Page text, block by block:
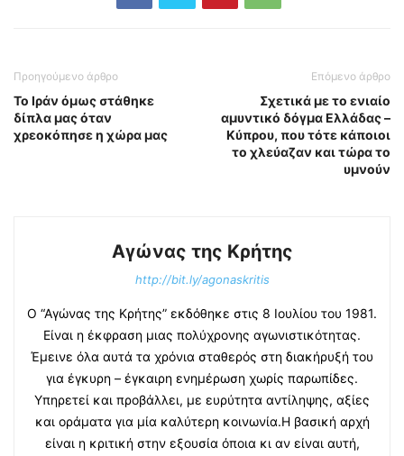
Προηγούμενο άρθρο
Το Ιράν όμως στάθηκε
δίπλα μας όταν
χρεοκόπησε η χώρα μας
Επόμενο άρθρο
Σχετικά με το ενιαίο
αμυντικό δόγμα Ελλάδας –
Κύπρου, που τότε κάποιοι
το χλεύαζαν και τώρα το
υμνούν
Αγώνας της Κρήτης
http://bit.ly/agonaskritis
Ο “Αγώνας της Κρήτης” εκδόθηκε στις 8 Ιουλίου του 1981.
Είναι η έκφραση μιας πολύχρονης αγωνιστικότητας.
Έμεινε όλα αυτά τα χρόνια σταθερός στη διακήρυξή του
για έγκυρη – έγκαιρη ενημέρωση χωρίς παρωπίδες.
Υπηρετεί και προβάλλει, με ευρύτητα αντίληψης, αξίες
και οράματα για μία καλύτερη κοινωνία.Η βασική αρχή
είναι η κριτική στην εξουσία όποια κι αν είναι αυτή,